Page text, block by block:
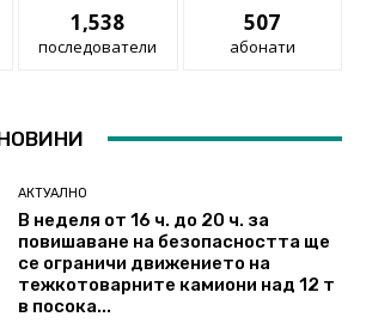
1,538
последователи
507
абонати
АКТУАЛНО
В неделя от 16 ч. до 20 ч. за
повишаване на безопасността ще
се ограничи движението на
тежкотоварните камиони над 12 т
в посока...